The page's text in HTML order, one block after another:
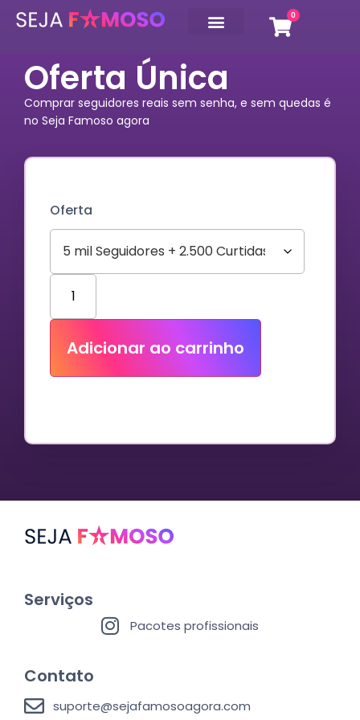
0
Oferta Única
Comprar seguidores reais sem senha, e sem quedas é
no Seja Famoso agora
Oferta
Adicionar ao carrinho
Serviços
Pacotes profissionais
Contato
suporte@sejafamosoagora.com